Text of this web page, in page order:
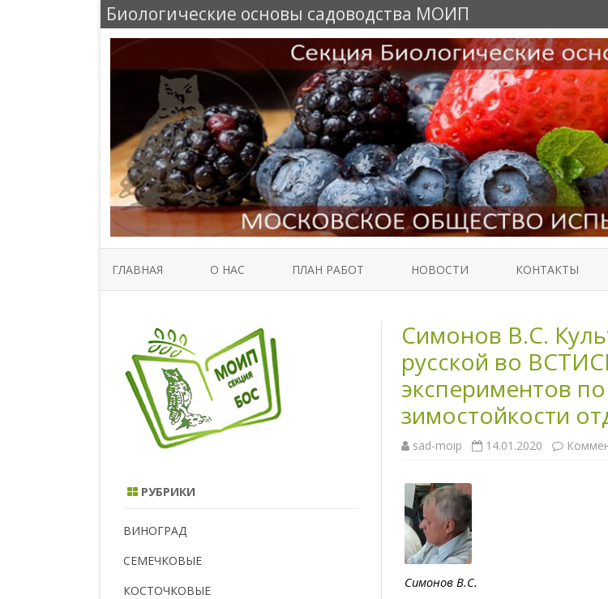
Биологические основы садоводства МОИП
Перейти
к
ГЛАВНАЯ О НАС ПЛАН РАБОТ НОВОСТИ КОНТАКТЫ
Симонов В.С.
русской во
экспериментов
зимостойкости
sad-moip 14.01.2020
Симонов В.С.
РУБРИКИ
ВИНОГРАД
СЕМЕЧКОВЫЕ
КОСТОЧКОВЫЕ